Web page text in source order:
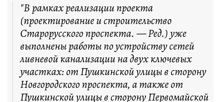
"В рамках реализации проекта
(проектирование и строительство
Старорусского проспекта. — Ред.) уже
выполнены работы по устройству сетей
ливневой канализации на двух ключевых
участках: от Пушкинской улицы в сторону
Новгородского проспекта, а также от
Пушкинской улицы в сторону Первомайской